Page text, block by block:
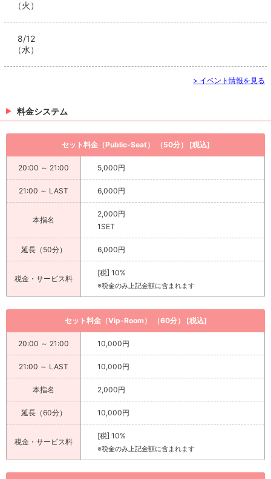
（火）
8/12
（水）
> イベント情報を見る
料金システム
セット料金（Public-Seat） （50分） [税込]
20:00 ～ 21:00 5,000円
21:00 ～ LAST 6,000円
本指名
2,000円
1SET
延長（50分） 6,000円
税金・サービス料
[税] 10%
※税金のみ上記金額に含まれます
セット料金（Vip-Room） （60分） [税込]
20:00 ～ 21:00 10,000円
21:00 ～ LAST 10,000円
本指名 2,000円
延長（60分） 10,000円
税金・サービス料
[税] 10%
※税金のみ上記金額に含まれます